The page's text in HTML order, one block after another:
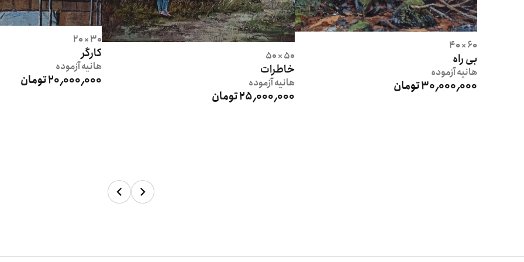
60 × 40
بی راه
هانیهآزموده
30٬000٬000 تومان
50 × 50
خاطرات
هانیهآزموده
25٬000٬000 تومان
30 × 20
کارگر
هانیهآزموده
20٬000٬000 تومان